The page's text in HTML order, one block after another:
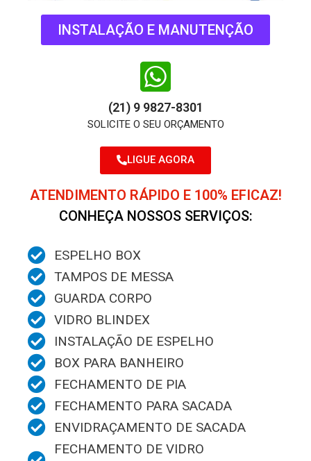
INSTALAÇÃO E MANUTENÇÃO
(21) 9 9827-8301
SOLICITE O SEU ORÇAMENTO
LIGUE AGORA
ATENDIMENTO RÁPIDO E 100% EFICAZ!
CONHEÇA NOSSOS SERVIÇOS:
ESPELHO BOX
TAMPOS DE MESSA
GUARDA CORPO
VIDRO BLINDEX
INSTALAÇÃO DE ESPELHO
BOX PARA BANHEIRO
FECHAMENTO DE PIA
FECHAMENTO PARA SACADA
ENVIDRAÇAMENTO DE SACADA
FECHAMENTO DE VIDRO